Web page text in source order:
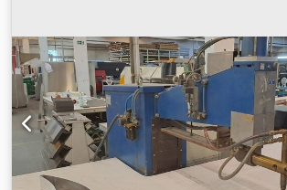
0100'e göre eklenti şalter dolabı ile
Ana şalter Senkron kaynak kontrol ünitesi
kg Örnek fotoğraf Makine hala yenileniyor